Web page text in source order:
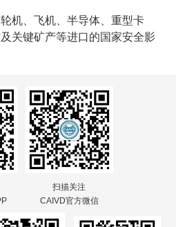
机、飞机、半导体、重型卡
关键矿产等进口的国家安全影
扫描关注
CAIVD官方微信